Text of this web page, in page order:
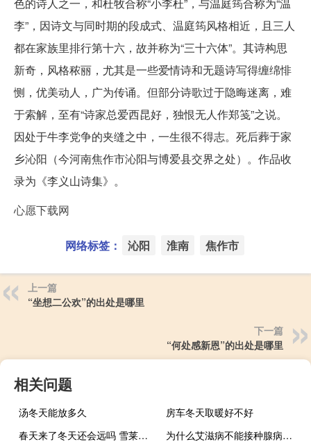
李”，因诗文与同时期的段成式、温庭筠风格相近，且三人
都在家族里排行第十六，故并称为“三十六体”。其诗构思
新奇，风格秾丽，尤其是一些爱情诗和无题诗写得缠绵悱
恻，优美动人，广为传诵。但部分诗歌过于隐晦迷离，难
于索解，至有“诗家总爱西昆好，独恨无人作郑笺”之说。
因处于牛李党争的夹缝之中，一生很不得志。死后葬于家
乡沁阳（今河南焦作市沁阳与博爱县交界之处）。作品收
录为《李义山诗集》。
心愿下载网
网络标签： 沁阳 淮南 焦作市
上一篇
“坐想二公欢”的出处是哪里
下一篇
“何处感新恩”的出处是哪里
相关问题
汤冬天能放多久
房车冬天取暖好不好
春天来了冬天还会远吗 雪莱（冬天来了春天还会远吗雪莱）
为什么艾滋病不能接种腺病毒疫苗（为什么艾滋病不能治愈）